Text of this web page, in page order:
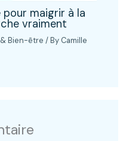
maigrir à la
vraiment
Bien-être / By Camille